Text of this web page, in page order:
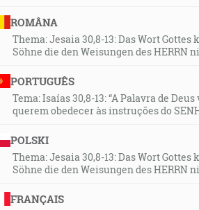
ROMÂNA
Thema: Jesaia 30,8-13: Das Wort
Söhne die den Weisungen des HERRN
PORTUGUÊS
Tema: Isaías 30,8-13: “A Palavra de
querem obedecer às instruções do
POLSKI
Thema: Jesaia 30,8-13: Das Wort
Söhne die den Weisungen des HERRN
FRANÇAIS